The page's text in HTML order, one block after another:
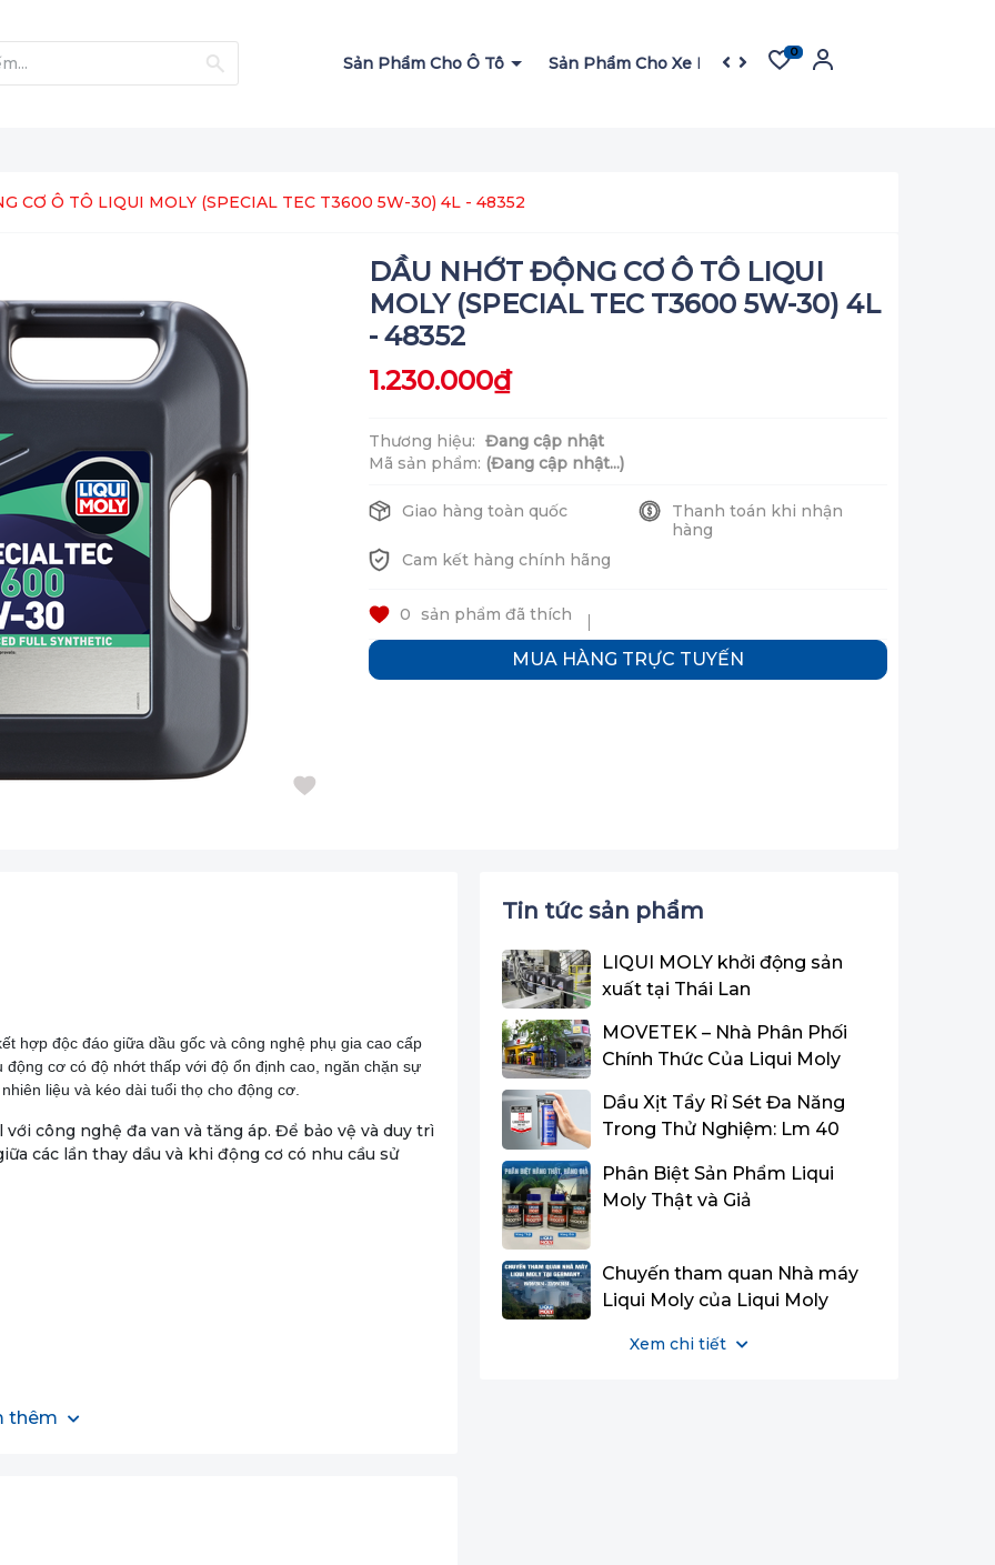
Sản Phẩm Cho Ô Tô Sản Phẩm Cho Xe Máy Sản Phẩm Cho Garage
0
CƠ Ô TÔ LIQUI MOLY (SPECIAL TEC T3600 5W-30) 4L - 48352
DẦU NHỚT ĐỘNG CƠ Ô TÔ LIQUI
MOLY (SPECIAL TEC T3600 5W-30) 4L
- 48352
1.230.000₫
Thương hiệu: Đang cập nhật
Mã sản phẩm: (Đang cập nhật...)
Giao hàng toàn quốc
Thanh toán khi nhận
hàng
Cam kết hàng chính hãng
0 sản phẩm đã thích
MUA HÀNG TRỰC TUYẾN
hợp độc đáo giữa dầu gốc và công nghệ phụ gia cao cấp
cơ có độ nhớt thấp với độ ổn định cao, ngăn chặn sự
liệu và kéo dài tuổi thọ cho động cơ.
công nghệ đa van và tăng áp. Để bảo vệ và duy trì
các lần thay dầu và khi động cơ có nhu cầu sử
thêm
Tin tức sản phẩm
LIQUI MOLY khởi động sản
xuất tại Thái Lan
MOVETEK – Nhà Phân Phối
Chính Thức Của Liqui Moly
Dầu Xịt Tẩy Rỉ Sét Đa Năng
Trong Thử Nghiệm: Lm 40
Hiệu Quán Quân Và Dẫn Đầu
Về Tỷ Lệ Hiệu Năng/Giá Thành
Phân Biệt Sản Phẩm Liqui
Moly Thật và Giả
Chuyến tham quan Nhà máy
Liqui Moly của Liqui Moly
Xem chi tiết